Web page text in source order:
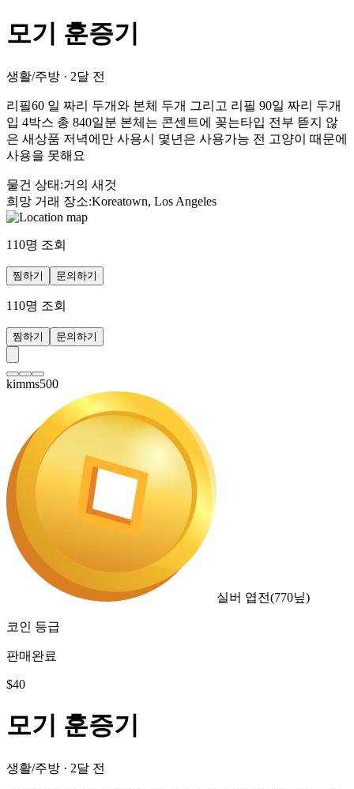
모기 훈증기
생활/주방 · 2달 전
리필60 일 짜리 두개와 본체 두개 그리고 리필 90일 짜리 두개
입 4박스 총 840일분 본체는 콘센트에 꽂는타입 전부 뜯지 않
은 새상품 저녁에만 사용시 몇년은 사용가능 전 고양이 때문에
사용을 못해요
물건 상태 :거의 새것
희망 거래 장소:Koreatown, Los Angeles
110명 조회
찜하기 문의하기
110명 조회
찜하기 문의하기
kimms500
실버 엽전(770닢)
코인 등급
판매완료
$40
모기 훈증기
생활/주방 · 2달 전